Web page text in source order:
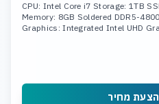
CPU: Intel Core i7 Storage: 1TB
Memory: 8GB Soldered DDR5-
Graphics: Integrated Intel UHD
מחיר